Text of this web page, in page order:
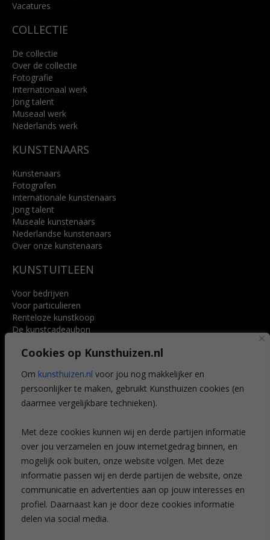
Cookies op Kunsthuizen.nl
Om kunsthuizen.nl voor jou nog makkelijker en
persoonlijker te maken, gebruikt Kunsthuizen cookies (en
daarmee vergelijkbare technieken).
Met deze cookies kunnen wij en derde partijen informatie
over jou verzamelen en jouw internetgedrag binnen, en
mogelijk ook buiten, onze website volgen. Met deze
informatie passen wij en derde partijen de website, onze
communicatie en advertenties aan op jouw interesses en
profiel. Daarnaast kan je door deze cookies informatie
delen via social media.
Vacatures
COLLECTIE
De collectie
Over de collectie
Fotografie
Internationaal werk
Jong talent
Museaal werk
Nederlands werk
KUNSTENAARS
Kunstenaars
Fotografen
Internationale kunstenaars
Jong talent
Museale kunstenaars
Nederlandse kunstenaars
Over onze kunstenaars
KUNSTUITLEEN
Voor bedrijven
Voor particulieren
Renteloze kunstkoop
De kunstcadeaubon
Voordelen
Veelgestelde vragen
CONTACT
Leiden
Amsterdam
Breda
Favorieten
Mijn art alert
NIEUWSBRIEF